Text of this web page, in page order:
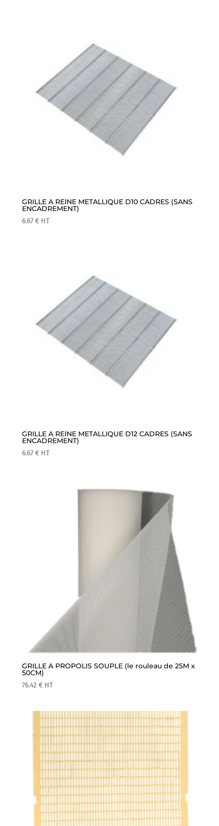
GRILLE A REINE METALLIQUE D10 CADRES (SANS
ENCADREMENT)
6.67 € HT
GRILLE A REINE METALLIQUE D12 CADRES (SANS
ENCADREMENT)
6.67 € HT
GRILLE A PROPOLIS SOUPLE (le rouleau de 25M x
50CM)
76.42 € HT